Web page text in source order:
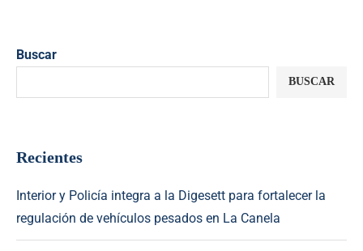
Buscar
BUSCAR
Recientes
Interior y Policía integra a la Digesett para fortalecer la
regulación de vehículos pesados en La Canela